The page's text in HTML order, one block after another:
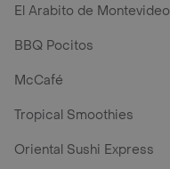
El Arabito de Montevideo
BBQ Pocitos
McCafé
Tropical Smoothies
Oriental Sushi Express